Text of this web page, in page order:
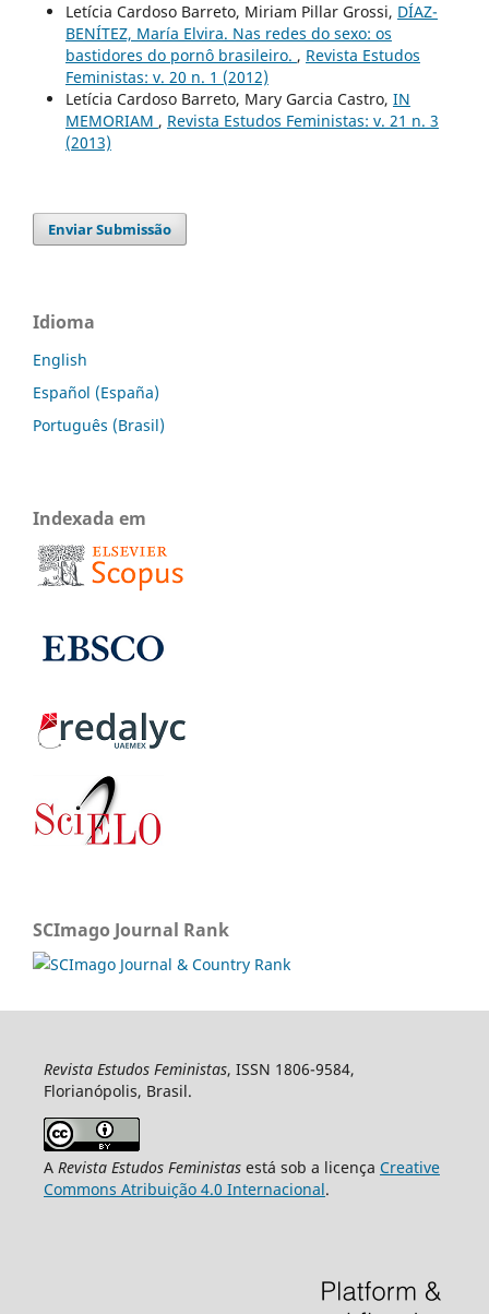
Letícia Cardoso Barreto, Miriam Pillar Grossi, DÍAZ-
BENÍTEZ, María Elvira. Nas redes do sexo: os
bastidores do pornô brasileiro. , Revista Estudos
Feministas: v. 20 n. 1 (2012)
Letícia Cardoso Barreto, Mary Garcia Castro, IN
MEMORIAM , Revista Estudos Feministas: v. 21 n. 3
(2013)
Enviar Submissão
Idioma
English
Español (España)
Português (Brasil)
Indexada em
SCImago Journal Rank
Revista Estudos Feministas, ISSN 1806-9584,
Florianópolis, Brasil.
A Revista Estudos Feministasestá sob a licença Creative
Commons Atribuição 4.0 Internacional.